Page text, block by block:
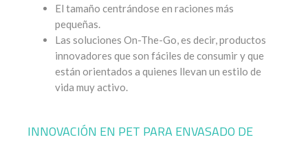
El tamaño centrándose en raciones más
pequeñas.
Las soluciones On-The-Go, es decir, productos
innovadores que son fáciles de consumir y que
están orientados a quienes llevan un estilo de
vida muy activo.
INNOVACIÓN EN PET PARA ENVASADO DE